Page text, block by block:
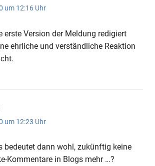
um 12:16 Uhr
erste Version der Meldung redigiert
ehrliche und verständliche Reaktion
um 12:23 Uhr
bedeutet dann wohl, zukünftig keine
Kommentare in Blogs mehr …?